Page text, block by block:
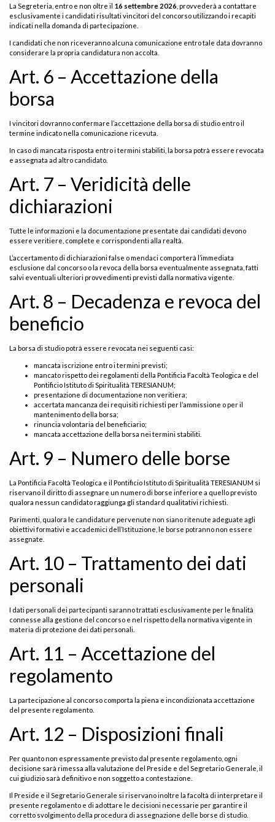
La Segreteria, entro e non oltre il 16 settembre 2026 , provvederà a contattare
esclusivamente i candidati risultati vincitori del concorso utilizzando i recapiti
indicati nella domanda di partecipazione.
I candidati che non riceveranno alcuna comunicazione entro tale data dovranno
considerare la propria candidatura non accolta.
Art. 6 – Accettazione della
borsa
I vincitori dovranno confermare l’accettazione della borsa di studio entro il
termine indicato nella comunicazione ricevuta.
In caso di mancata risposta entro i termini stabiliti, la borsa potrà essere revocata
e assegnata ad altro candidato.
Art. 7 – Veridicità delle
dichiarazioni
Tutte le informazioni e la documentazione presentate dai candidati devono
essere veritiere, complete e corrispondenti alla realtà.
L’accertamento di dichiarazioni false o mendaci comporterà l’immediata
esclusione dal concorso o la revoca della borsa eventualmente assegnata, fatti
salvi eventuali ulteriori provvedimenti previsti dalla normativa vigente.
Art. 8 – Decadenza e revoca del
beneficio
La borsa di studio potrà essere revocata nei seguenti casi:
mancata iscrizione entro i termini previsti;
mancato rispetto dei regolamenti della Pontificia Facoltà Teologica e del
Pontificio Istituto di Spiritualità TERESIANUM;
presentazione di documentazione non veritiera;
accertata mancanza dei requisiti richiesti per l’ammissione o per il
mantenimento della borsa;
rinuncia volontaria del beneficiario;
mancata accettazione della borsa nei termini stabiliti.
Art. 9 – Numero delle borse
La Pontificia Facoltà Teologica e il Pontificio Istituto di Spiritualità TERESIANUM si
riservano il diritto di assegnare un numero di borse inferiore a quello previsto
qualora nessun candidato raggiunga gli standard qualitativi richiesti.
Parimenti, qualora le candidature pervenute non siano ritenute adeguate agli
obiettivi formativi e accademici dell’Istituzione, le borse potranno non essere
assegnate.
Art. 10 – Trattamento dei dati
personali
I dati personali dei partecipanti saranno trattati esclusivamente per le finalità
connesse alla gestione del concorso e nel rispetto della normativa vigente in
materia di protezione dei dati personali.
Art. 11 – Accettazione del
regolamento
La partecipazione al concorso comporta la piena e incondizionata accettazione
del presente regolamento.
Art. 12 – Disposizioni finali
Per quanto non espressamente previsto dal presente regolamento, ogni
decisione sarà rimessa alla valutazione del Preside e del Segretario Generale, il
cui giudizio sarà definitivo e non soggetto a contestazione.
Il Preside e il Segretario Generale si riservano inoltre la facoltà di interpretare il
presente regolamento e di adottare le decisioni necessarie per garantire il
corretto svolgimento della procedura di assegnazione delle borse di studio.